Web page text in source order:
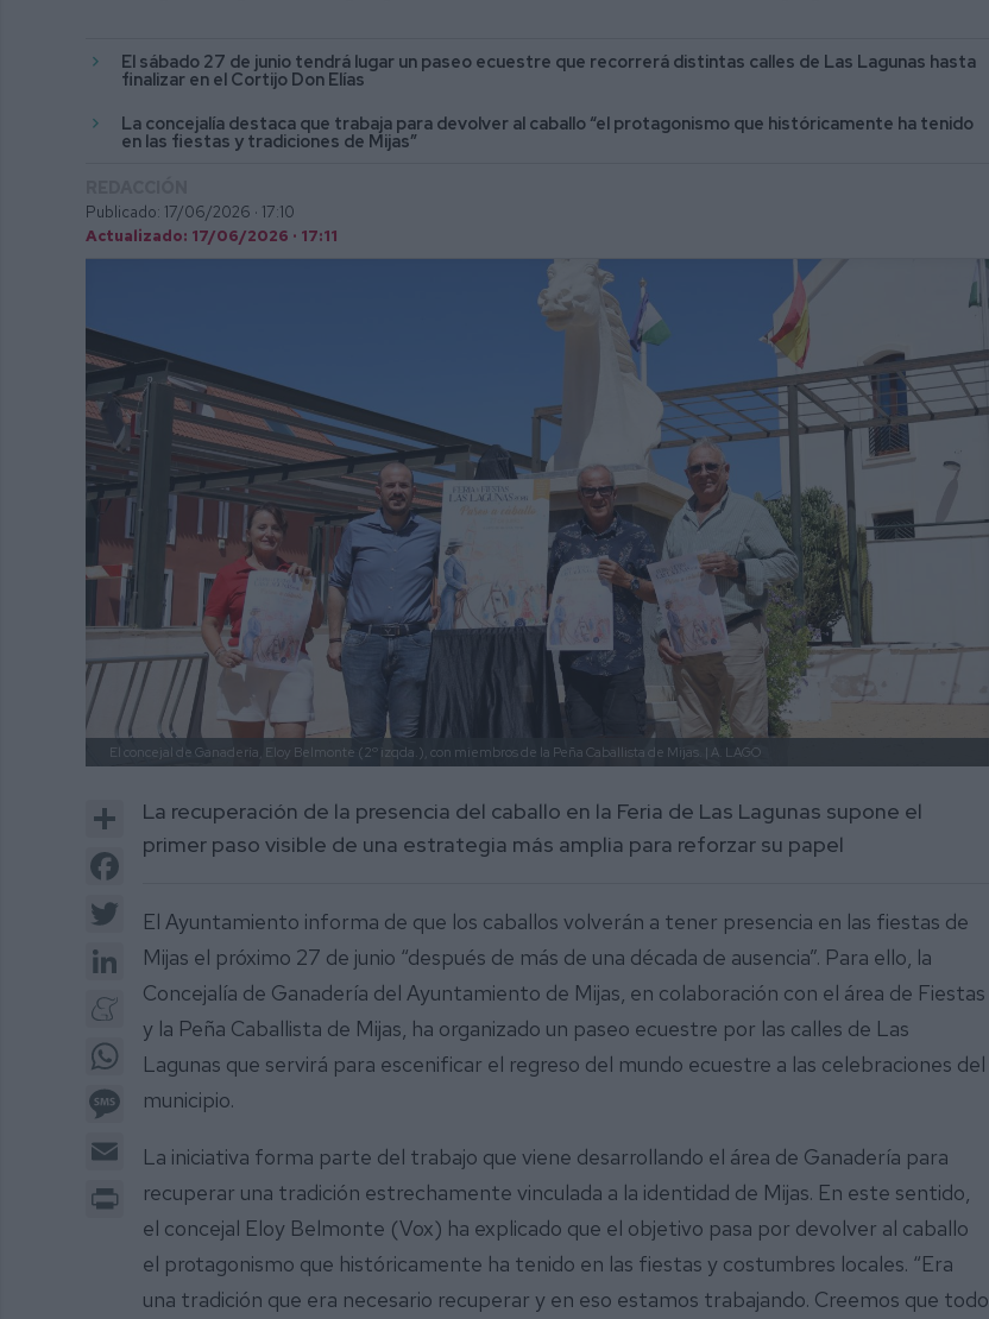
El sábado 27 de junio tendrá lugar un paseo ecuestre que recorrerá distintas calles de Las Lagunas hasta
finalizar en el Cortijo Don Elías
⁠La concejalía destaca que trabaja para devolver al caballo “el protagonismo que históricamente ha tenido
en las fiestas y tradiciones de Mijas”
Publicado: 17/06/2026 · 17:10
Actualizado: 17/06/2026 · 17:11
El concejal de Ganadería, Eloy Belmonte (2º izqda.), con miembros de la Peña Caballista de Mijas. | A. LAGO
Share
Facebook
LinkedIn
Meneame
WhatsApp
Message
Print
La recuperación de la presencia del caballo en la Feria de Las Lagunas supone el
primer paso visible de una estrategia más amplia para reforzar su papel
El Ayuntamiento informa de que los caballos volverán a tener presencia en las fiestas de
Mijas el próximo 27 de junio “después de más de una década de ausencia”. Para ello, la
Concejalía de Ganadería del Ayuntamiento de Mijas, en colaboración con el área de Fiestas
y la Peña Caballista de Mijas, ha organizado un paseo ecuestre por las calles de Las
Lagunas que servirá para escenificar el regreso del mundo ecuestre a las celebraciones del
municipio.
La iniciativa forma parte del trabajo que viene desarrollando el área de Ganadería para
recuperar una tradición estrechamente vinculada a la identidad de Mijas. En este sentido,
el concejal Eloy Belmonte (Vox) ha explicado que el objetivo pasa por devolver al caballo
el protagonismo que históricamente ha tenido en las fiestas y costumbres locales. “Era
una tradición que era necesario recuperar y en eso estamos trabajando. Creemos que todo